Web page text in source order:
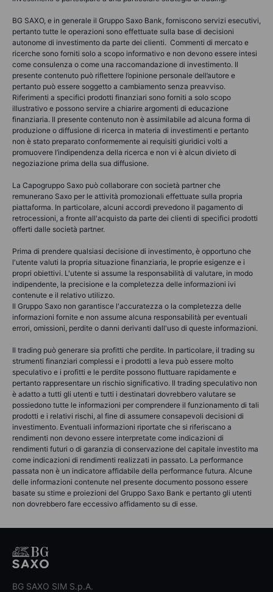
BG SAXO, e in generale il Gruppo Saxo Bank, forniscono servizi esecutivi,
pertanto tutte le operazioni sono effettuate sulla base di decisioni
autonome di investimento da parte dei clienti. Commenti di mercato e
ricerche sono forniti solo a scopo informativo e non devono essere intesi
come consulenza o come una raccomandazione di investimento. Il
presente contenuto può riflettere l’opinione personale dell’autore e
pertanto può essere soggetto a cambiamento senza preavviso.
Riferimenti a specifici prodotti finanziari sono forniti a solo scopo
illustrativo e possono servire a chiarire argomenti di educazione
finanziaria. Il presente contenuto non è assimilabile ad alcuna forma di
produzione o diffusione di ricerca in materia di investimenti e pertanto
non è stato preparato conformemente ai requisiti giuridici volti a
promuovere l’indipendenza della ricerca e non vi è alcun divieto di
negoziazione prima della sua diffusione.
La Capogruppo Saxo può collaborare con società partner che
remunerano Saxo per le attività promozionali effettuate sulla propria
piattaforma. In particolare, alcuni accordi prevedono il pagamento di
retrocessioni, a fronte all'acquisto da parte dei clienti di specifici prodotti
offerti dalle società partner.
Prima di prendere qualsiasi decisione di investimento, è opportuno che
l'utente valuti la propria situazione finanziaria, le proprie esigenze e i
propri obiettivi. L'utente si assume la responsabilità di valutare, in modo
indipendente, la precisione e la completezza delle informazioni ivi
contenute e il relativo utilizzo.
Il Gruppo Saxo non garantisce l'accuratezza o la completezza delle
informazioni fornite e non assume alcuna responsabilità per eventuali
errori, omissioni, perdite o danni derivanti dall'uso di queste informazioni.
Il trading può generare sia profitti che perdite. In particolare, il trading su
strumenti finanziari complessi e i prodotti a leva può essere molto
speculativo e i profitti e le perdite possono fluttuare rapidamente e
pertanto rappresentare un rischio significativo. Il trading speculativo non
è adatto a tutti gli utenti e tutti i destinatari dovrebbero valutare se
possiedono tutte le informazioni per comprendere il funzionamento di tali
prodotti e i relativi rischi, al fine di assumere consapevoli decisioni di
investimento. Eventuali informazioni riportate che si riferiscano a
rendimenti non devono essere interpretate come indicazioni di
rendimenti futuri o di garanzia di conservazione del capitale investito ma
come indicazioni di rendimenti realizzati in passato. La performance
passata non è un indicatore affidabile della performance futura. Alcune
delle informazioni contenute nel presente documento possono essere
basate su stime e proiezioni del Gruppo Saxo Bank e pertanto gli utenti
non dovrebbero fare eccessivo affidamento su di esse.
BG SAXO SIM S.p.A.